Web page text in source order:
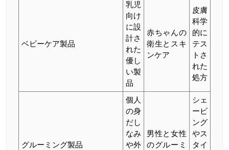
ベビーケア製品
乳児
向け
に設
計さ
れた
優し
い製
品
赤ちゃんの
衛生とスキ
ンケア
皮膚
科学
的に
テス
トさ
れた
処方
グルーミング製品
個人
の身
だし
なみ
や外
男性と女性
のグルーミ
シェ
ービ
ング
やス
タイ